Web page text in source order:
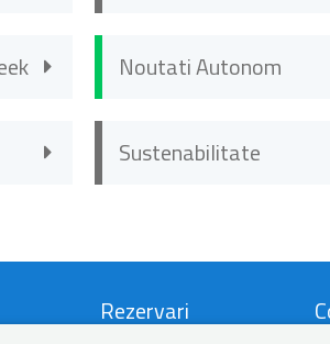
Noutati Autonom
Sustenabilitate
Rezervari